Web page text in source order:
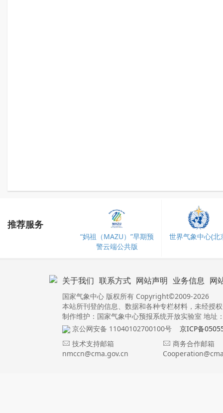
推荐服务
“妈祖（MAZU）”早期预
警云端公共版
世界气象中心(北
关于我们 联系方式 网站声明 业务信息 网
国家气象中心 版权所有 Copyright©2009-2026
本站所刊登的信息、数据和各种专栏材料，未经授
制作维护：国家气象中心预报系统开放实验室 地址
京公网安备 11040102700100号
京ICP备
技术支持邮箱
nmccn@cma.gov.cn
商务合作邮箱